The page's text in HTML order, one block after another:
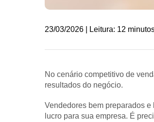
23/03/2026 | Leitura: 12
No cenário competitivo de
resultados do negócio.
Vendedores bem preparados
lucro para sua empresa. É